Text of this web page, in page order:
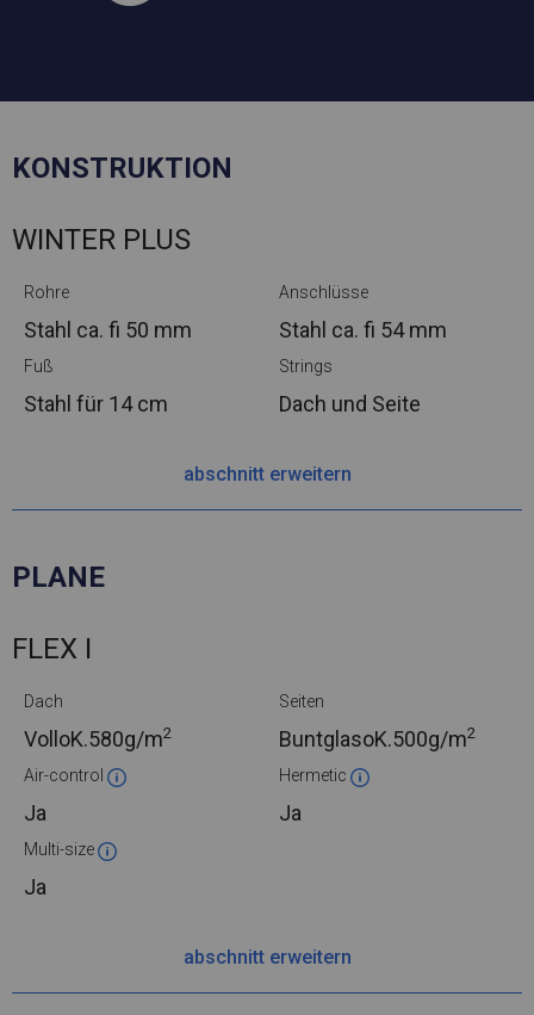
KONSTRUKTION
WINTER PLUS
Rohre
Stahl ca. fi 50 mm
Anschlüsse
Stahl ca. fi 54 mm
Fuß
Stahl für 14 cm
Strings
Dach und Seite
abschnitt erweitern
PLANE
FLEX I
Dach
VolloK.580g/m2
Seiten
BuntglasoK.500g/m2
Air-control
Ja
Hermetic
Ja
Multi-size
Ja
abschnitt erweitern